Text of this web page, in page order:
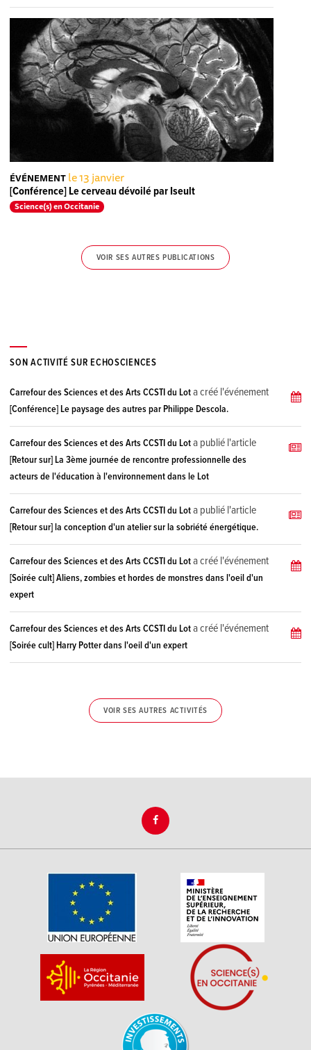
ÉVÉNEMENT le 13 janvier
[Conférence] Le cerveau dévoilé par Iseult
Science(s) en Occitanie
VOIR SES AUTRES PUBLICATIONS
SON ACTIVITÉ SUR ECHOSCIENCES
Carrefour des Sciences et des Arts CCSTI du Lota créé l'événement
[Conférence] Le paysage des autres par Philippe Descola.
Carrefour des Sciences et des Arts CCSTI du Lota publié l'article
[Retour sur] La 3ème journée de rencontre professionnelle des
acteurs de l'éducation à l'environnement dans le Lot
Carrefour des Sciences et des Arts CCSTI du Lota publié l'article
[Retour sur] la conception d'un atelier sur la sobriété énergétique.
Carrefour des Sciences et des Arts CCSTI du Lota créé l'événement
[Soirée cult] Aliens, zombies et hordes de monstres dans l'oeil d'un
expert
Carrefour des Sciences et des Arts CCSTI du Lota créé l'événement
[Soirée cult] Harry Potter dans l'oeil d'un expert
VOIR SES AUTRES ACTIVITÉS